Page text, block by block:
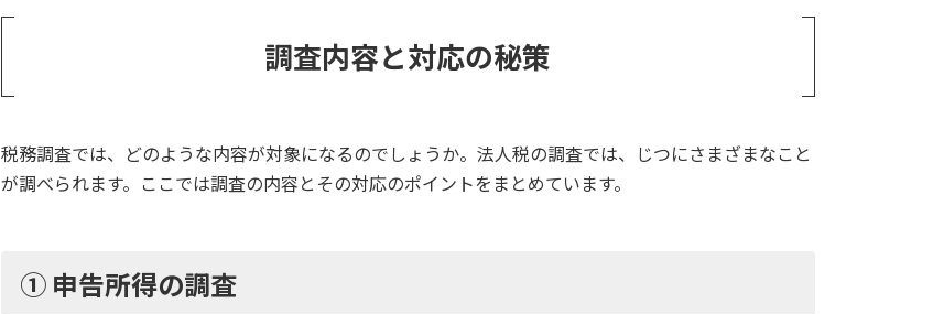
調査内容と対応の秘策
税務調査では、どのような内容が対象になるのでしょうか。法人税の調査では、じつにさまざまなこと
が調べられます。ここでは調査の内容とその対応のポイントをまとめています。
① 申告所得の調査